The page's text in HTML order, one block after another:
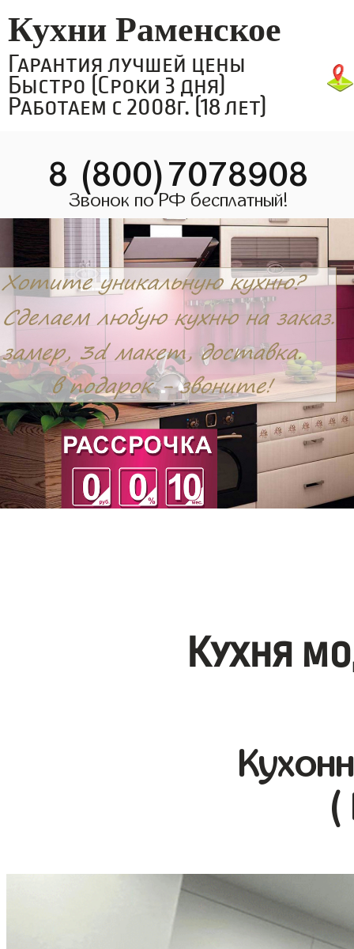
Кухни Раменское
Гарантия лучшей цены
Быстро (Сроки 3 дня)
Работаем с 2008г. (18 лет)
8 (800)7078908
Звонок по РФ бесплатный!
Кухня
(